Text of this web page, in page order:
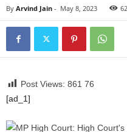
By Arvind Jain - May 8, 2023 62
Post Views: 861 76
[ad_1]